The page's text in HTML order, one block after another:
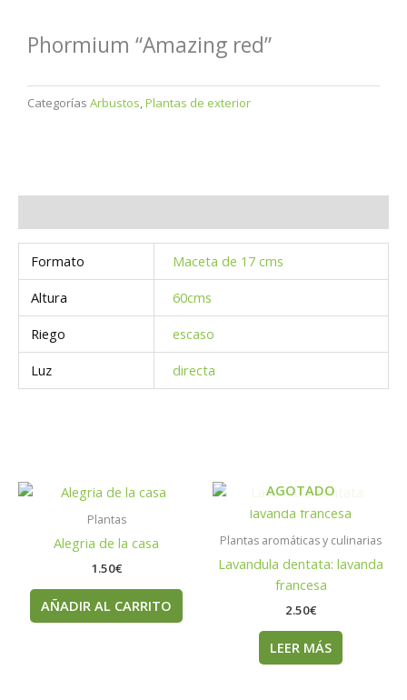
Phormium “Amazing red”
Categorías Arbustos,Plantas de exterior
Formato
Maceta de 17 cms
Altura
60cms
Riego
escaso
Luz
directa
Plantas
Alegria de la casa
1.50€
AÑADIR AL CARRITO
AGOTADO
Plantas aromáticas y culinarias
Lavandula dentata: lavanda
francesa
2.50€
LEER MÁS